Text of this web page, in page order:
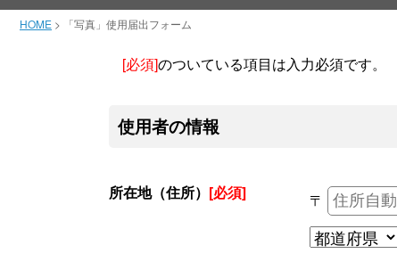
HOME > 「写真」使用届出フォーム
[必須]のついている項目は入力必須です。
使用者の情報
所在地（住所） [必須] 〒